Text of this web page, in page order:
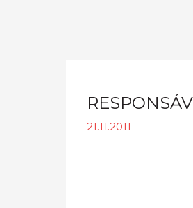
21.11.2011